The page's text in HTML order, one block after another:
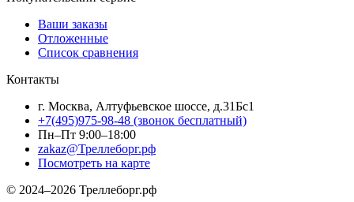
Ваши заказы
Отложенные
Список сравнения
Контакты
г. Москва, Алтуфьевское шоссе, д.31Бс1
+7(495)975-98-48 (звонок бесплатный)
Пн–Пт 9:00–18:00
zakaz@Треллеборг.рф
Посмотреть на карте
© 2024–2026 Треллеборг.рф